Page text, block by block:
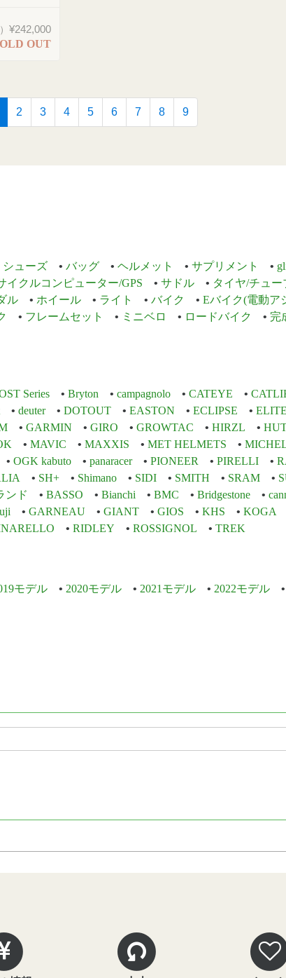
¥242,000
OUT
(current)
2 3 4 5 6 7 8 9
シューズ バッグ ヘルメット サプリメント
イクルコンピューター/GPS サドル タイヤ/チュー
ル ホイール ライト バイク Eバイク(電動ア
フレームセット ミニベロ ロードバイク 完
Series Bryton campagnolo CATEYE
deuter DOTOUT EASTON ECLIPSE ELITE
GARMIN GIRO GROWTAC HIRZL
MAVIC MAXXIS MET HELMETS
OGK kabuto panaracer PIONEER PIRELLI
SH+ Shimano SIDI SMITH SRAM
ンド BASSO Bianchi BMC Bridgestone
GARNEAU GIANT GIOS KHS KOGA
RIDLEY ROSSIGNOL TREK
モデル 2020モデル 2021モデル 2022モデル